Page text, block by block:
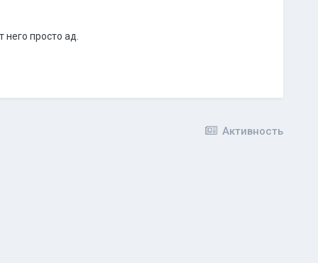
просто ад.
Активность